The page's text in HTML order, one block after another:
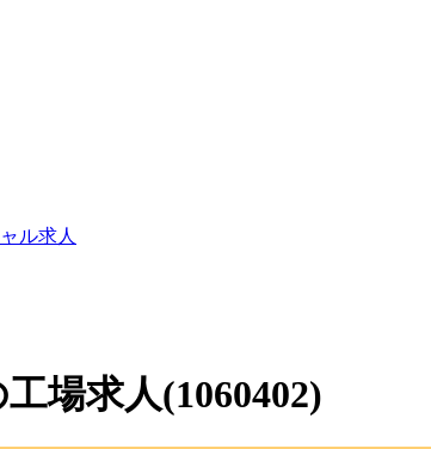
ル求人
場求人(1060402)